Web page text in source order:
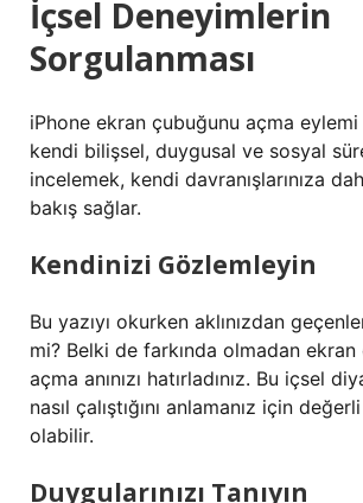
İçsel Deneyimlerin
Sorgulanması
iPhone ekran çubuğunu açma
kendi bilişsel, duygusal ve sosyal
incelemek, kendi davranışlarınıza
bakış sağlar.
Kendinizi Gözlemleyin
Bu yazıyı okurken aklınızdan
mi? Belki de farkında olmadan ekran
açma anınızı hatırladınız. Bu içsel
nasıl çalıştığını anlamanız için
olabilir.
Duygularınızı Tanıyın